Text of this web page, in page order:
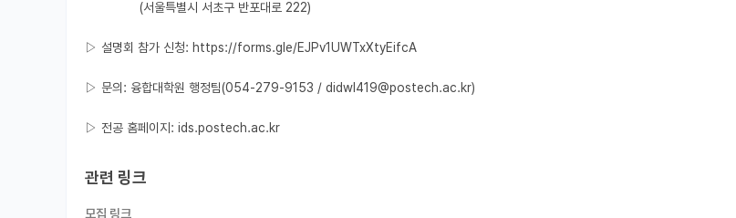
▷ 설명회 참가 신청: https://forms.gle/EJPv1UWTxXtyEifcA
▷ 문의: 융합대학원 행정팀(054-279-9153 / didwl419@postech.ac.kr)
▷ 전공 홈페이지: ids.postech.ac.kr
관련 링크
모집 링크